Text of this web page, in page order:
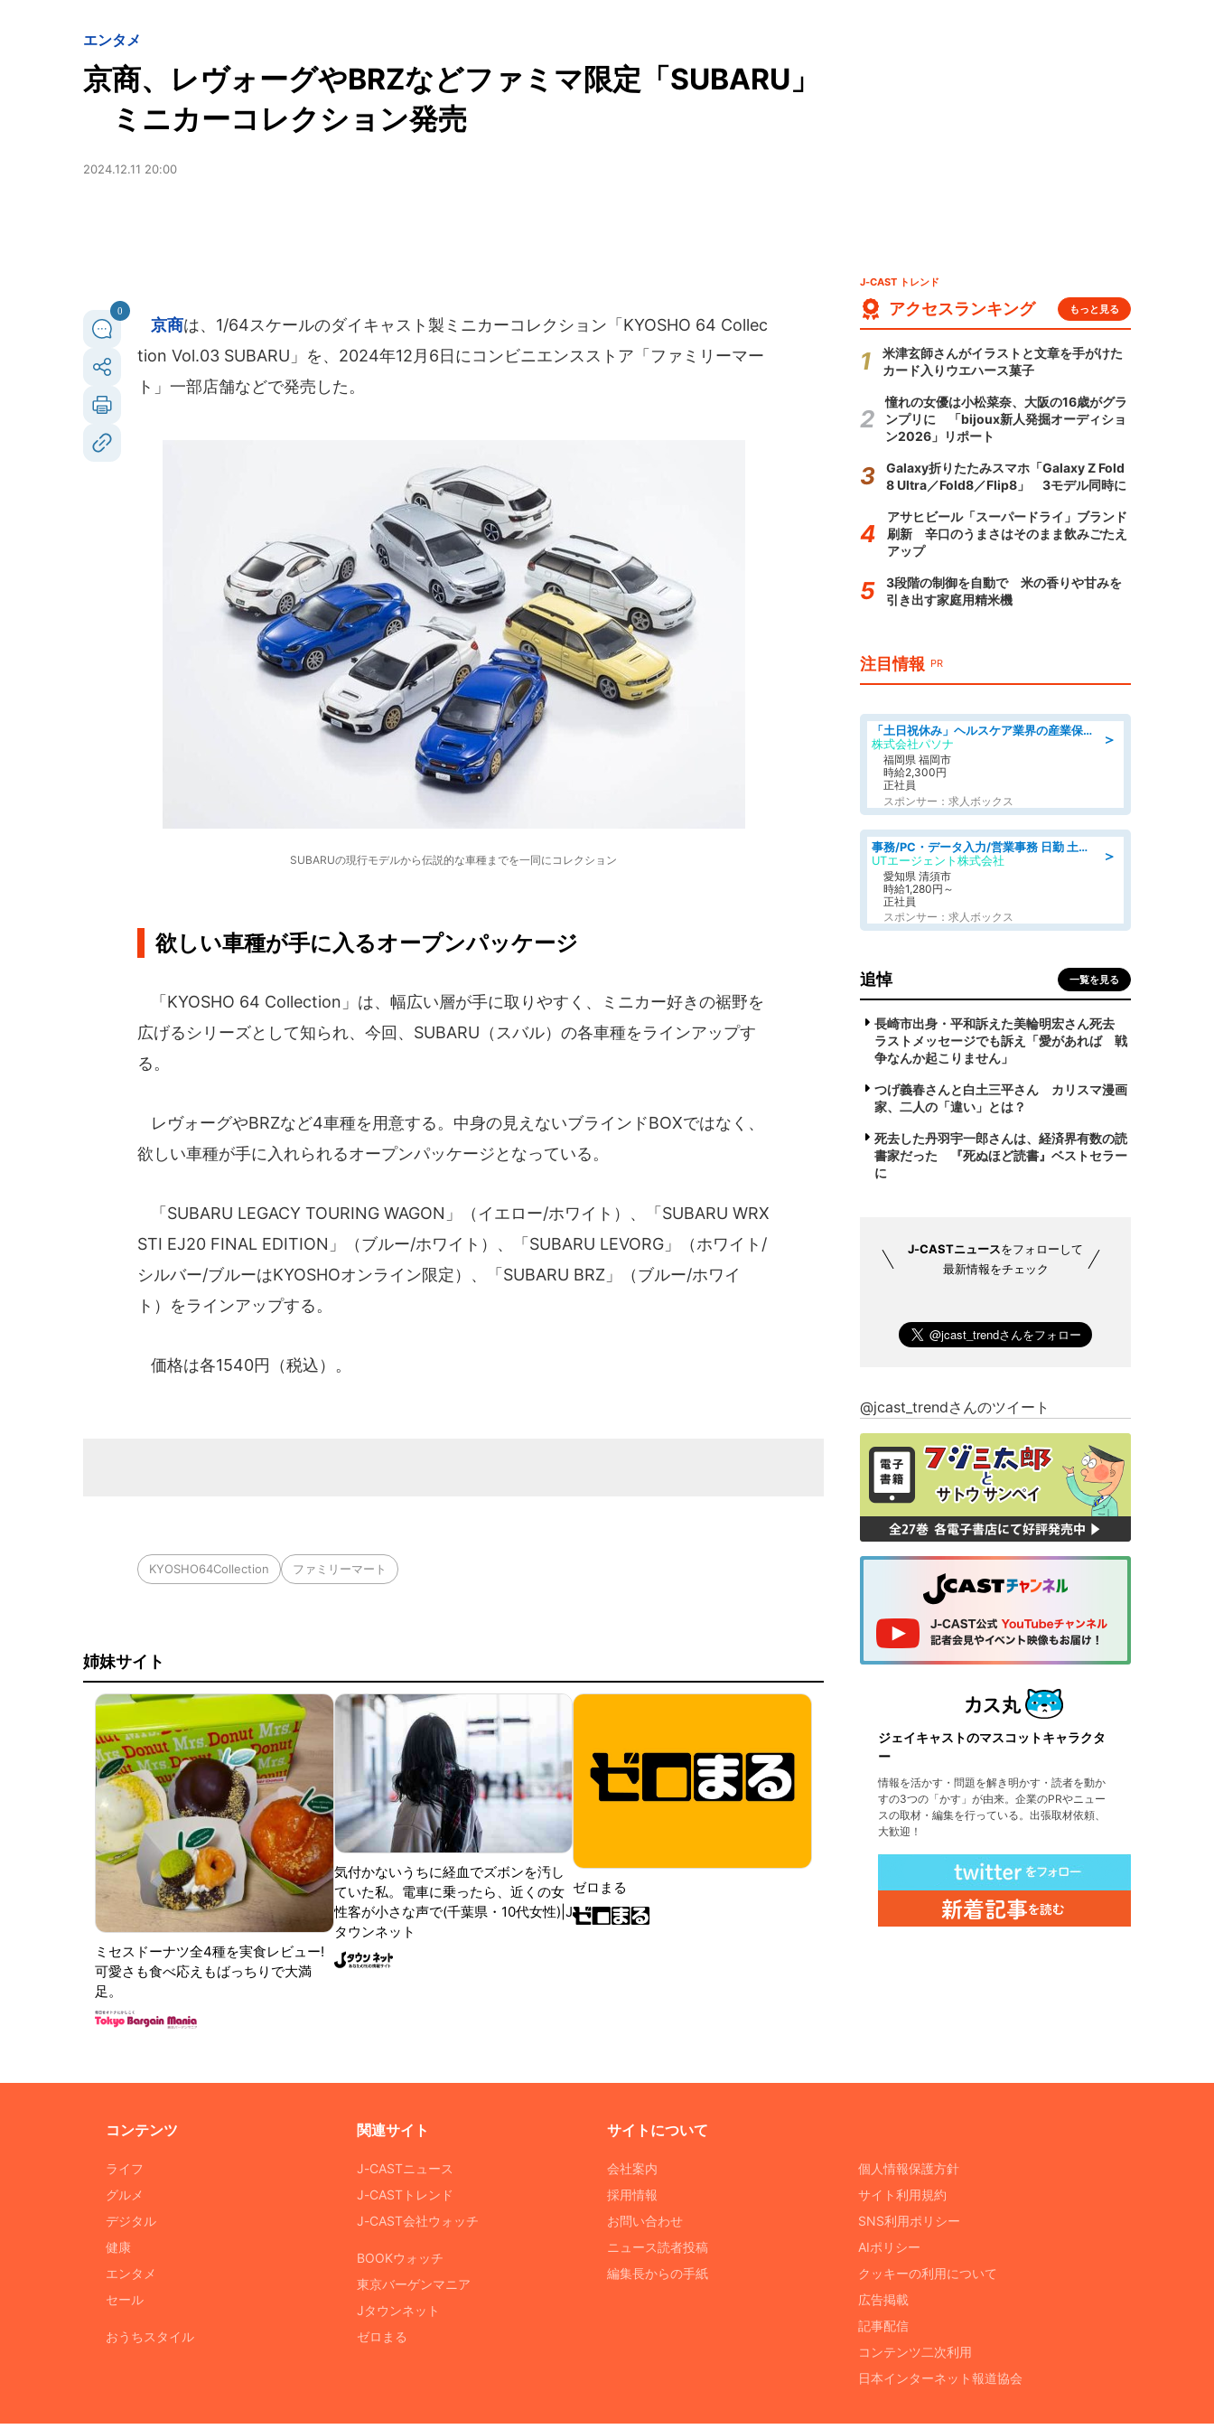
エンタメ
京商、レヴォーグやBRZなどファミマ限定「SUBARU」
ミニカーコレクション発売
2024.12.11 20:00
0
京商は、1/64スケールのダイキャスト製ミニカーコレクション「KYOSHO 64 Collec
tion Vol.03 SUBARU」を、2024年12月6日にコンビニエンスストア「ファミリーマー
ト」一部店舗などで発売した。
SUBARUの現行モデルから伝説的な車種までを一同にコレクション
欲しい車種が手に入るオープンパッケージ
「KYOSHO 64 Collection」は、幅広い層が手に取りやすく、ミニカー好きの裾野を
広げるシリーズとして知られ、今回、SUBARU（スバル）の各車種をラインアップす
る。
レヴォーグやBRZなど4車種を用意する。中身の見えないブラインドBOXではなく、
欲しい車種が手に入れられるオープンパッケージとなっている。
「SUBARU LEGACY TOURING WAGON」（イエロー/ホワイト）、「SUBARU WRX
STI EJ20 FINAL EDITION」（ブルー/ホワイト）、「SUBARU LEVORG」（ホワイト/
シルバー/ブルーはKYOSHOオンライン限定）、「SUBARU BRZ」（ブルー/ホワイ
ト）をラインアップする。
価格は各1540円（税込）。
KYOSHO64Collection ファミリーマート
姉妹サイト
ミセスドーナツ全4種を実食レビュー!
可愛さも食べ応えもばっちりで大満
足。
気付かないうちに経血でズボンを汚し
ていた私。電車に乗ったら、近くの女
性客が小さな声で(千葉県・10代女性)|J
タウンネット
ゼロまる
J-CAST トレンド
アクセスランキング もっと見る
米津玄師さんがイラストと文章を手がけた
カード入りウエハース菓子
憧れの女優は小松菜奈、大阪の16歳がグラ
ンプリに 「bijoux新人発掘オーディショ
ン2026」リポート
Galaxy折りたたみスマホ「Galaxy Z Fold
8 Ultra／Fold8／Flip8」 3モデル同時に
アサヒビール「スーパードライ」ブランド
刷新 辛口のうまさはそのまま飲みごたえ
アップ
3段階の制御を自動で 米の香りや甘みを
引き出す家庭用精米機
注目情報 PR
＞
「土日祝休み」ヘルスケア業界の産業保健師/高時給/未経験OK/要資格:保健師、正看護師
株式会社パソナ
福岡県 福岡市
時給2,300円
正社員
スポンサー：求人ボックス
＞
事務/PC・データ入力/営業事務 日勤 土日休み 残業少なめ 車通勤OK 総合事務
UTエージェント株式会社
愛知県 清須市
時給1,280円～
正社員
スポンサー：求人ボックス
追悼 一覧を見る
長崎市出身・平和訴えた美輪明宏さん死去
ラストメッセージでも訴え「愛があれば 戦
争なんか起こりません」
つげ義春さんと白土三平さん カリスマ漫画
家、二人の「違い」とは？
死去した丹羽宇一郎さんは、経済界有数の読
書家だった 『死ぬほど読書』ベストセラー
に
J-CASTニュースをフォローして
最新情報をチェック
@jcast_trendさんのツイート
ジェイキャストのマスコットキャラクタ
ー
情報を活かす・問題を解き明かす・読者を動か
すの3つの「かす」が由来。企業のPRやニュー
スの取材・編集を行っている。出張取材依頼、
大歓迎！
コンテンツ
ライフ
グルメ
デジタル
健康
エンタメ
セール
おうちスタイル
関連サイト
J-CASTニュース
J-CASTトレンド
J-CAST会社ウォッチ
BOOKウォッチ
東京バーゲンマニア
Jタウンネット
ゼロまる
サイトについて
会社案内
採用情報
お問い合わせ
ニュース読者投稿
編集長からの手紙
個人情報保護方針
サイト利用規約
SNS利用ポリシー
AIポリシー
クッキーの利用について
広告掲載
記事配信
コンテンツ二次利用
日本インターネット報道協会